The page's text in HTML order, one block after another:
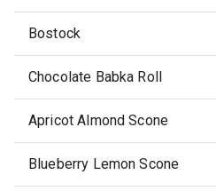
Bostock
Chocolate Babka Roll
Apricot Almond Scone
Blueberry Lemon Scone